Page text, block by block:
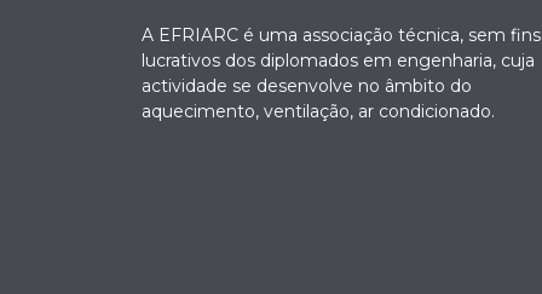
A EFRIARC é uma associação técnica, sem fins
lucrativos dos diplomados em engenharia, cuja
actividade se desenvolve no âmbito do
aquecimento, ventilação, ar condicionado.